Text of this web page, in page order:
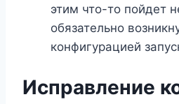
этим что-то пойдет
обязательно
конфигурацией
Исправление